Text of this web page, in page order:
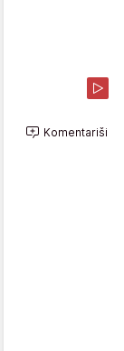
Komentariši